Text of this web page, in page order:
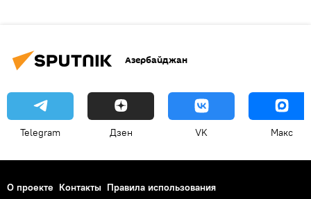
Азербайджан
Telegram Дзен VK Макс
О проекте Контакты Правила использования